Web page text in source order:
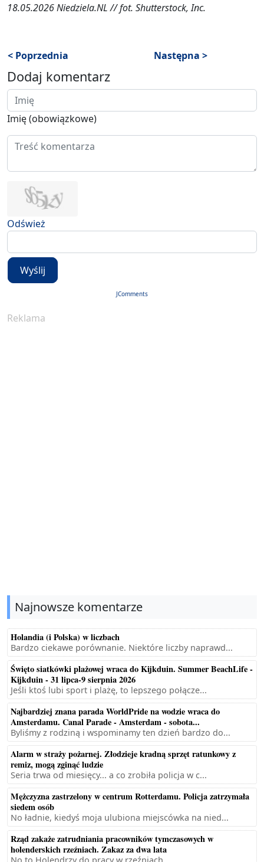
18.05.2026 Niedziela.NL // fot. Shutterstock, Inc.
< Poprzednia Następna >
Dodaj komentarz
Imię (obowiązkowe)
Odśwież
Wyślij
JComments
Reklama
Najnowsze komentarze
Holandia (i Polska) w liczbach
Bardzo ciekawe porównanie. Niektóre liczby naprawd...
Święto siatkówki plażowej wraca do Kijkduin. Summer BeachLife -
Kijkduin - 31 lipca-9 sierpnia 2026
Jeśli ktoś lubi sport i plażę, to lepszego połącze...
Najbardziej znana parada WorldPride na wodzie wraca do
Amsterdamu. Canal Parade - Amsterdam - sobota...
Byliśmy z rodziną i wspominamy ten dzień bardzo do...
Alarm w straży pożarnej. Złodzieje kradną sprzęt ratunkowy z
remiz, mogą zginąć ludzie
Seria trwa od miesięcy... a co zrobiła policja w c...
Mężczyzna zastrzelony w centrum Rotterdamu. Policja zatrzymała
siedem osób
No ładnie, kiedyś moja ulubiona miejscówka na nied...
Rząd zakaże zatrudniania pracowników tymczasowych w
holenderskich rzeźniach. Zakaz za dwa lata